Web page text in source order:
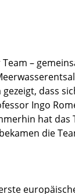
–
dass
Ingo
hat das
die